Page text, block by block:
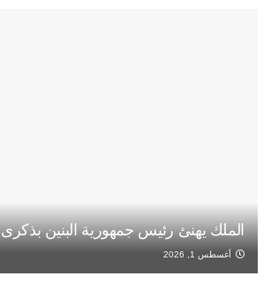
الملك يهنئ رئيس جمهورية البنين بذكرى
أغسطس 1, 2026